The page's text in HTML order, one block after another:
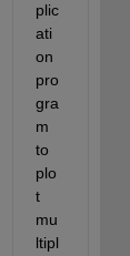
plic
ati
on
pro
gra
m
to
plo
t
mu
ltipl